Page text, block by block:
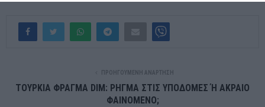
ΠΡΟΗΓΟΎΜΕΝΗ ΑΝΆΡΤΗΣΗ
ΤΟΥΡΚΙΑ ΦΡΑΓΜΑ DIM: ΡΗΓΜΑ ΣΤΙΣ ΥΠΟΔΟΜΕΣ Ή ΑΚΡΑΙΟ
ΦΑΙΝΟΜΕΝΟ;